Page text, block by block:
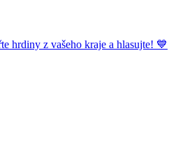
hrdiny z vašeho kraje a hlasujte! 💙